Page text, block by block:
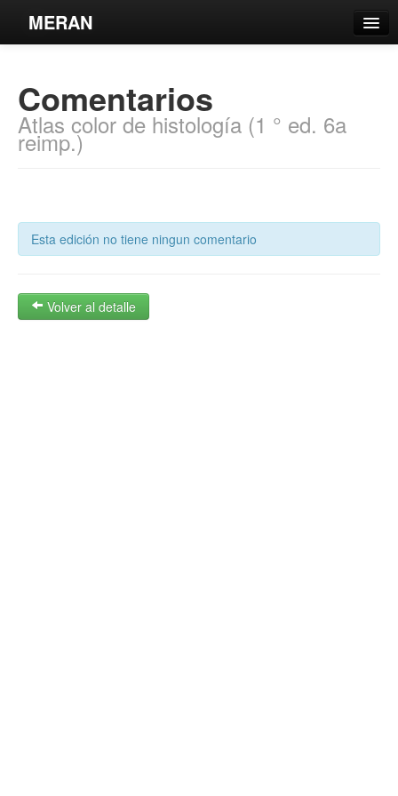
MERAN
Búsqueda Avanzada
Estantes Virtuales
Contacto
Iniciar sesión
Comentarios
Atlas color de histología (1 ° ed. 6a
reimp.)
Esta edición no tiene ningun comentario
Volver al detalle